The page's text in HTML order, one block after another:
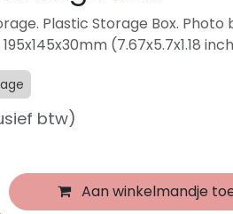
Plastic Storage Box. Photo
(7.67x5.7x1.18
btw)
Aan winkelmandje